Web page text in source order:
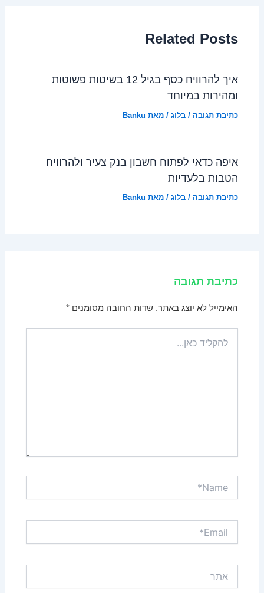
Related Posts
איך להרוויח כסף בגיל 12 בשיטות פשוטות
ומהירות במיוחד
כתיבת תגובה /בלוג / מאת Banku
איפה כדאי לפתוח חשבון בנק צעיר ולהרוויח
הטבות בלעדיות
כתיבת תגובה /בלוג / מאת Banku
כתיבת תגובה
האימייל לא יוצג באתר. שדות החובה מסומנים*
כאן...